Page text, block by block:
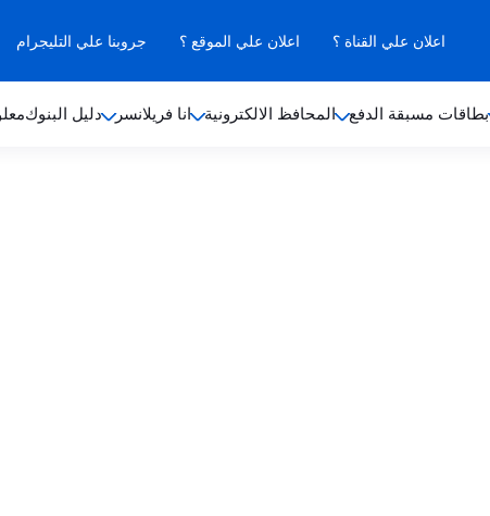
اعلان علي القناة ؟ اعلان علي الموقع ؟ جروبنا علي التليجرام
بطاقات مسبقة الدفع المحافظ الالكترونية انا فريلانسر دليل البنوك